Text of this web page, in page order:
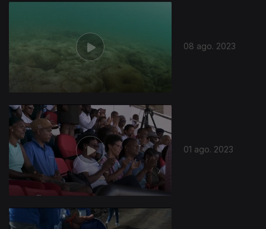
08 ago. 2023
01 ago. 2023